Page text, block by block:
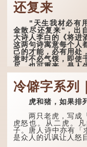
还复来
"天生我材必有
金散尽还复来"，出
大诗人李白的《将进
这两句诗寓意每个人
己的才能，必有用处
意时不必气馁，即使
尽，也可重来，是人
时激励向上的名句。
原诗写道："人
须尽欢，莫使金樽空
天生我材必有用，千
会须一饮三百杯。"
说：上天给了我才能
有用到的地方；即使
去，也终会重新得到
冷僻字系列
虎和猪，如果排列
两只老虎，写成「
虎怒也。从二虎。
子。唐人诗中亦有「
是众人的讥讽让人怒